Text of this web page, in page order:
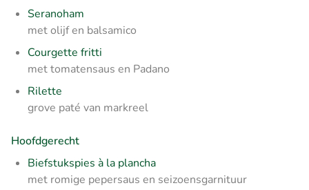
Seranoham
met olijf en balsamico
Courgette fritti
met tomatensaus en Padano
Rilette
grove paté van markreel
Hoofdgerecht
Biefstukspies à la plancha
met romige pepersaus en seizoensgarnituur